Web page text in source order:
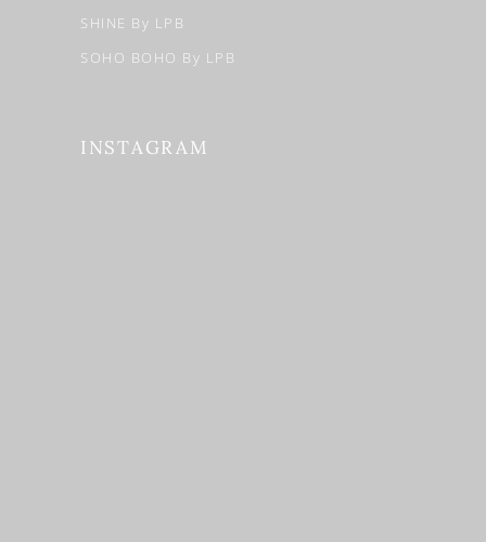
SHINE By LPB
SOHO BOHO By LPB
INSTAGRAM